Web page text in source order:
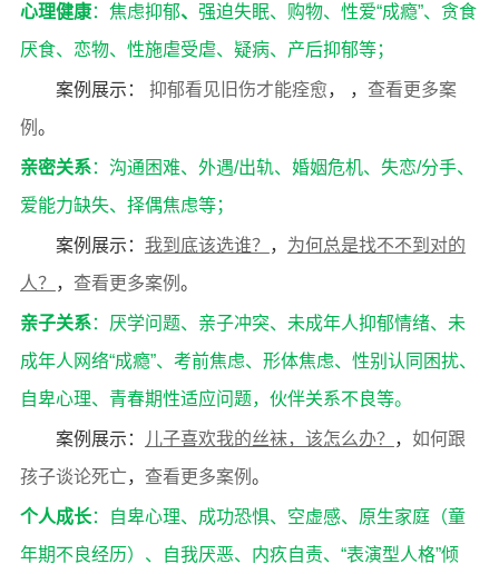
心理健康： 焦虑抑郁、 强迫失眠、 购物、性爱“成瘾”、贪食
厌食、恋物、性施虐受虐、疑病、 产后抑郁等；
案例展示： 抑郁看见旧伤才能痊愈， ， 查看更多案
例 。
亲密关系：沟通困难、 外遇/出轨、 婚姻危机、失恋/分手、
爱能力缺失、择偶焦虑等；
案例展示： 我到底该选谁？ ， 为何总是找不不到对的
人？ ， 查看更多案例 。
亲子关系：厌学问题、亲子冲突、未成年人抑郁情绪、未
成年人网络“成瘾”、考前焦虑、形体焦虑、性别认同困扰、
自卑心理、青春期性适应问题，伙伴关系不良等。
案例展示： 儿子喜欢我的丝袜，该怎么办？ ， 如何跟
孩子谈论死亡， 查看更多案例 。
个人成长：自卑心理、成功恐惧、空虚感、原生家庭（童
年期不良经历）、自我厌恶、内疚自责、“表演型人格”倾